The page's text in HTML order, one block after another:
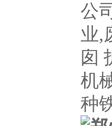
公
业,
囱
机
种